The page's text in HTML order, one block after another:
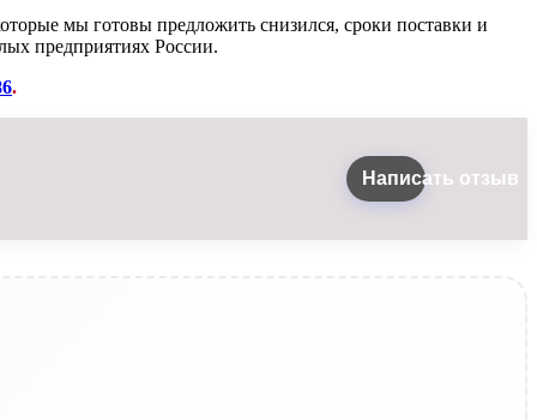
мы готовы предложить снизился, сроки поставки и
предприятиях России.
.
Написать отзыв